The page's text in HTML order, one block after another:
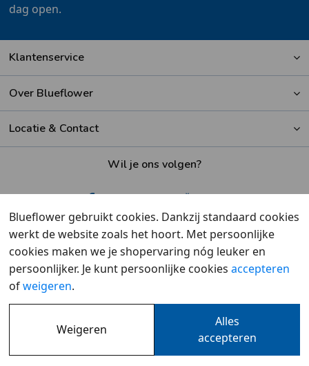
dag open.
Klantenservice
Over Blueflower
Locatie & Contact
Wil je ons volgen?
door klanten
Overzicht
Privacy
© 2007 - 2026 - Blueflower
Blueflower gebruikt cookies. Dankzij standaard cookies
werkt de website zoals het hoort. Met persoonlijke
cookies maken we je shopervaring nóg leuker en
persoonlijker. Je kunt persoonlijke cookies accepteren
ofweigeren.
Weigeren
Alles
accepteren